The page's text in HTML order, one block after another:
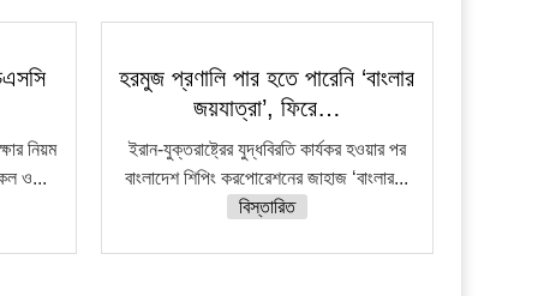
নিয়ম
ও...
হরমুজ প্রণালি পার হতে পারেনি ‘বাংলার
জয়যাত্রা’, ফিরে…
ইরান-যুক্তরাষ্ট্রের যুদ্ধবিরতি কার্যকর হওয়ার পর
বাংলাদেশ শিপিং করপোরেশনের জাহাজ ‘বাংলার...
বিস্তারিত